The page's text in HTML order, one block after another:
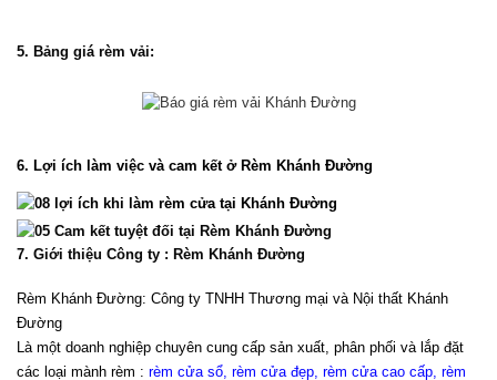
5. Bảng giá rèm vải:
6. Lợi ích làm việc và cam kết ở Rèm Khánh Đường
7. Giới thiệu Công ty : Rèm Khánh Đường
Rèm Khánh Đường: Công ty TNHH Thương mại và Nội thất Khánh
Đường
Là một doanh nghiệp chuyên cung cấp sản xuất, phân phối và lắp đặt
các loại mành rèm : rèm cửa sổ, rèm cửa đẹp, rèm cửa cao cấp, rèm